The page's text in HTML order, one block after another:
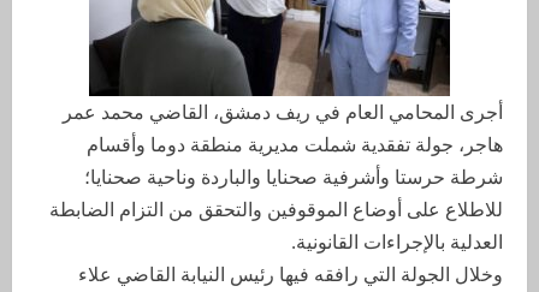
أجرى المحامي العام في ريف دمشق، القاضي محمد عمر
هاجر، جولة تفقدية شملت مديرية منطقة دوما وأقسام
شرطة حرستا وأشرفية صحنايا والباردة وناحية صحنايا؛
للاطلاع على أوضاع الموقوفين والتحقق من التزام الضابطة
العدلية بالإجراءات القانونية.
وخلال الجولة التي رافقه فيها رئيس النيابة القاضي علاء